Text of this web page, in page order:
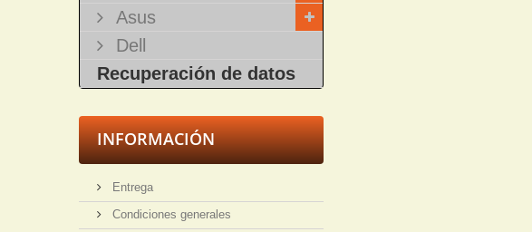
Asus
Dell
Recuperación de datos
INFORMACIÓN
Entrega
Condiciones generales